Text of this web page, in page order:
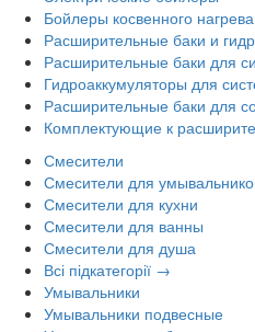
Бойлеры косвенного нагрева
Расширительные баки и
Расширительные баки для
Гидроаккумуляторы для
Расширительные баки для
Комплектующие к
Смесители
Смесители для
Смесители для кухни
Смесители для ванны
Смесители для душа
Всі підкатегорії →
Умывальники
Умывальники подвесные